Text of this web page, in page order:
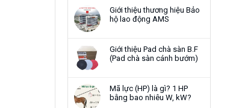
Giới thiệu thương hiệu Bảo
hộ lao động AMS
Giới thiệu Pad chà sàn B.F
(Pad chà sàn cánh bướm)
Mã lực (HP) là gì? 1 HP
bằng bao nhiêu W, kW?